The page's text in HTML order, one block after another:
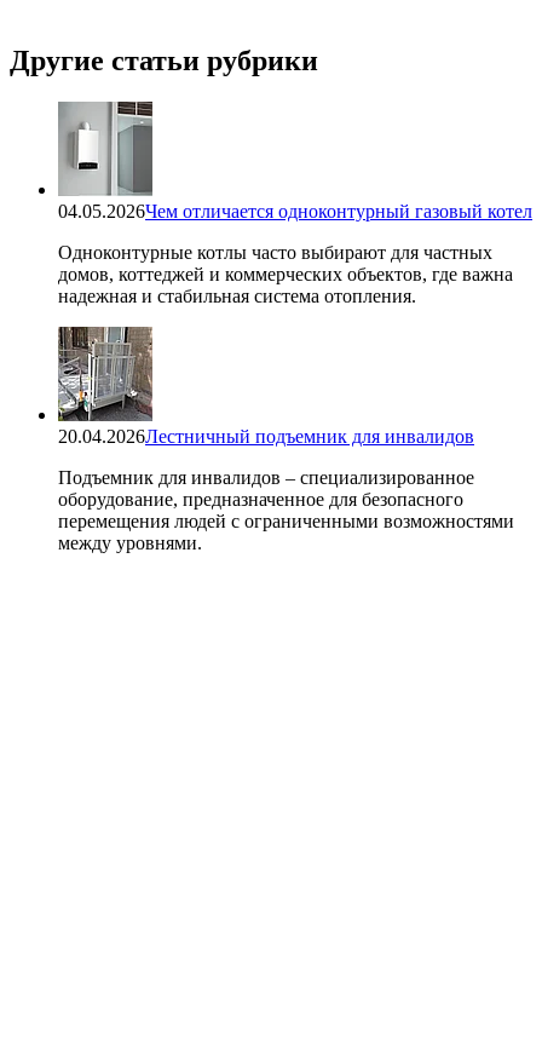
Другие статьи рубрики
04.05.2026Чем отличается одноконтурный газовый котел
Одноконтурные котлы часто выбирают для частных
домов, коттеджей и коммерческих объектов, где важна
надежная и стабильная система отопления.
20.04.2026Лестничный подъемник для инвалидов
Подъемник для инвалидов – специализированное
оборудование, предназначенное для безопасного
перемещения людей с ограниченными возможностями
между уровнями.